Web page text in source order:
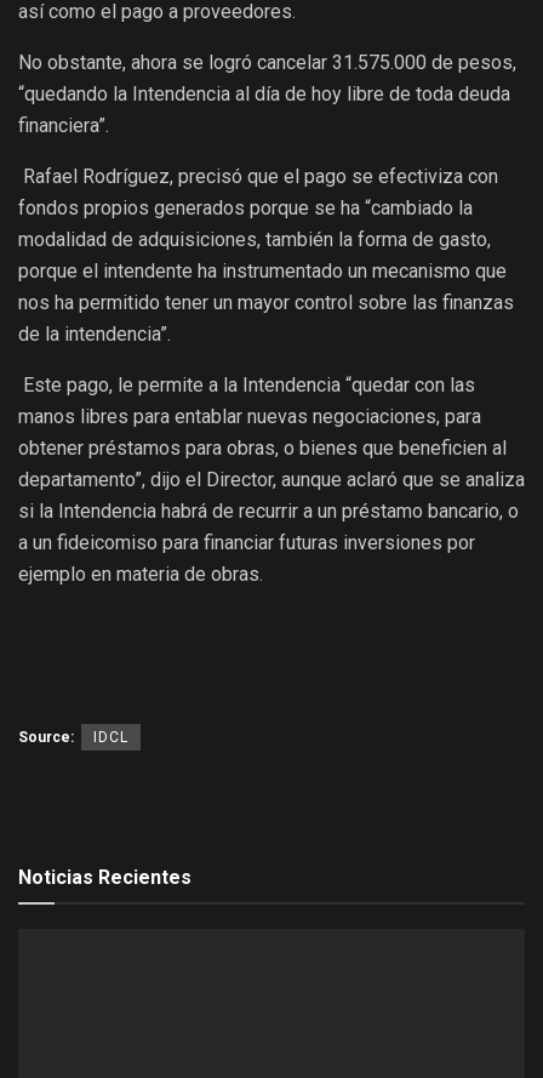
así como el pago a proveedores.
No obstante, ahora se logró cancelar 31.575.000 de pesos,
“quedando la Intendencia al día de hoy libre de toda deuda
financiera”.
Rafael Rodríguez, precisó que el pago se efectiviza con
fondos propios generados porque se ha “cambiado la
modalidad de adquisiciones, también la forma de gasto,
porque el intendente ha instrumentado un mecanismo que
nos ha permitido tener un mayor control sobre las finanzas
de la intendencia”.
Este pago, le permite a la Intendencia “quedar con las
manos libres para entablar nuevas negociaciones, para
obtener préstamos para obras, o bienes que beneficien al
departamento”, dijo el Director, aunque aclaró que se analiza
si la Intendencia habrá de recurrir a un préstamo bancario, o
a un fideicomiso para financiar futuras inversiones por
ejemplo en materia de obras.
Source: IDCL
Noticias Recientes